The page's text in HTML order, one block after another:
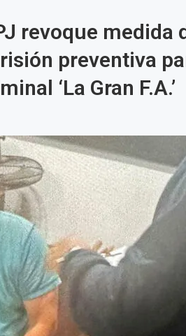
revoque medida
preventiva
‘La Gran F.A.’